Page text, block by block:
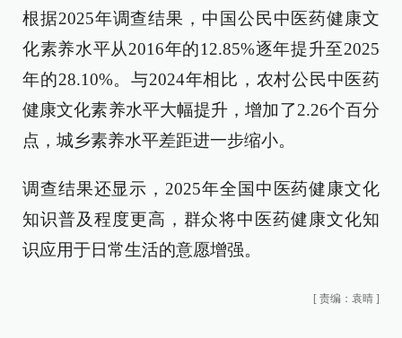
根据2025年调查结果，中国公民中医药健康文
化素养水平从2016年的12.85%逐年提升至2025
年的28.10%。与2024年相比，农村公民中医药
健康文化素养水平大幅提升，增加了2.26个百分
点，城乡素养水平差距进一步缩小。
调查结果还显示，2025年全国中医药健康文化
知识普及程度更高，群众将中医药健康文化知
识应用于日常生活的意愿增强。
[ 责编：袁晴 ]